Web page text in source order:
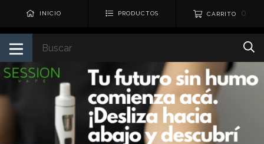
INICIO PRODUCTOS CARRITO 0